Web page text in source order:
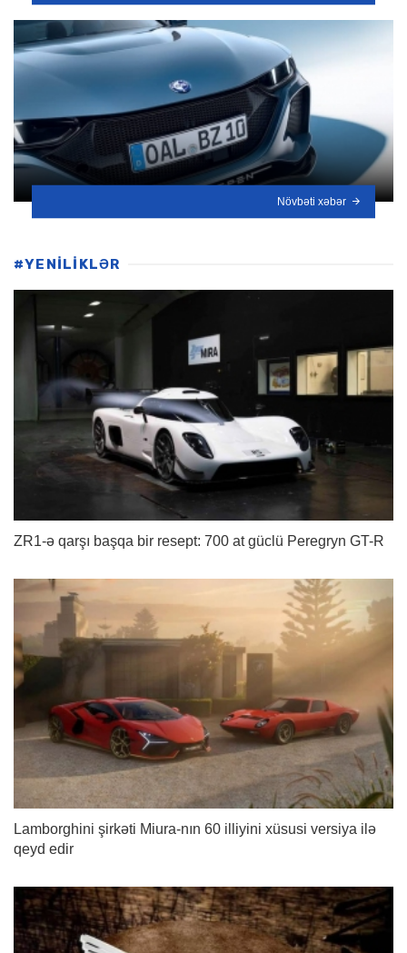
Növbəti xəbər
#YENİLİKLƏR
ZR1-ə qarşı başqa bir resept: 700 at güclü Peregryn GT-R
Lamborghini şirkəti Miura-nın 60 illiyini xüsusi versiya ilə
qeyd edir